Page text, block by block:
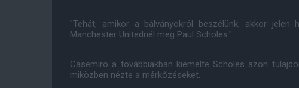
"Tehát, amikor a bálványokról beszélünk, akkor
Manchester Unitednél meg Paul Scholes."
Casemiro a továbbiakban kiemelte Scholes azon
miközben nézte a mérkőzéseket.